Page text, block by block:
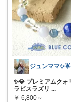
✨💎 プレミアムクォ
ラピスラズリ ...
￥ 6,800～